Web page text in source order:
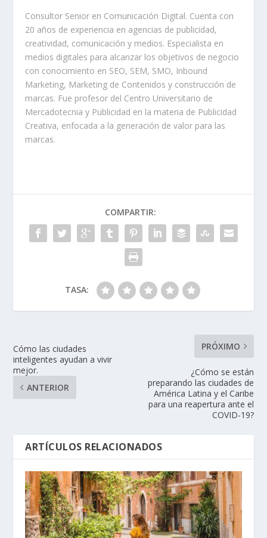
Consultor Senior en Comunicación Digital. Cuenta con
20 años de experiencia en agencias de publicidad,
creatividad, comunicación y medios. Especialista en
medios digitales para alcanzar los objetivos de negocio
con conocimiento en SEO, SEM, SMO, Inbound
Marketing, Marketing de Contenidos y construcción de
marcas. Fue profesor del Centro Universitario de
Mercadotecnia y Publicidad en la materia de Publicidad
Creativa, enfocada a la generación de valor para las
marcas.
COMPARTIR:
TASA:
Cómo las ciudades
inteligentes ayudan a vivir
mejor.
ANTERIOR
PRÓXIMO
¿Cómo se están
preparando las ciudades de
América Latina y el Caribe
para una reapertura ante el
COVID-19?
ARTÍCULOS RELACIONADOS